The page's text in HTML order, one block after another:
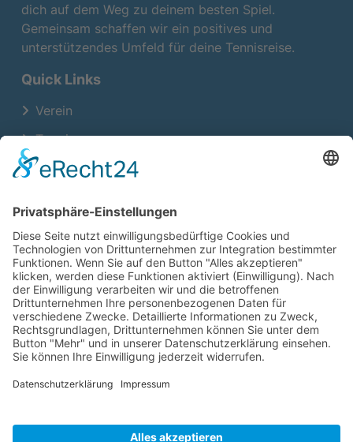
dich auf dem Weg zu deinem besten Spiel.
Gemeinsam schaffen wir ein positives und
unterstützendes Umfeld für deine Tennisreise.
Quick Links
Verein
Termine
Training
Kontakt
Platzöffnungszeiten
Montag – Sonntag 07:00 – 22:00 Uhr
Social